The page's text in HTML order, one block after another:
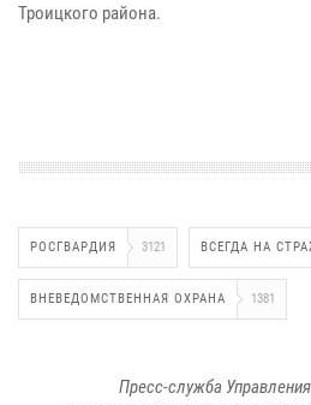
Троицкого района.
РОСГВАРДИЯ 3121 ВСЕГДА НА
ВНЕВЕДОМСТВЕННАЯ ОХРАНА 1381
Пресс-служба